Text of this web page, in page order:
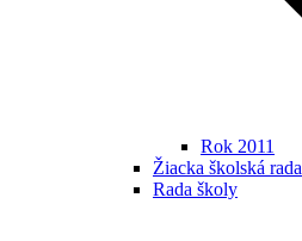
Rok 2011
Žiacka školská rada
Rada školy